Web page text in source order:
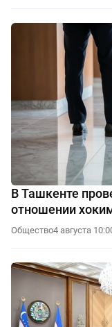
В Ташкенте
отношении
Общество4 августа